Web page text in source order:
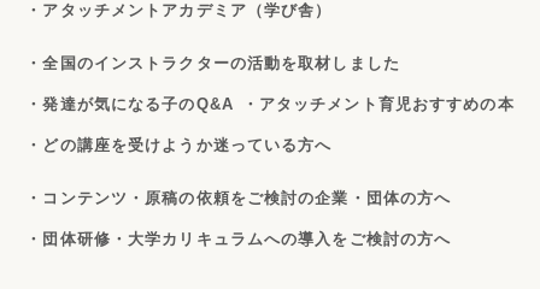
・アタッチメントアカデミア（学び舎）
・全国のインストラクターの活動を取材しました
・発達が気になる子のQ&A ・アタッチメント育児おすすめの本
・どの講座を受けようか迷っている方へ
・コンテンツ・原稿の依頼をご検討の企業・団体の方へ
・団体研修・大学カリキュラムへの導入をご検討の方へ